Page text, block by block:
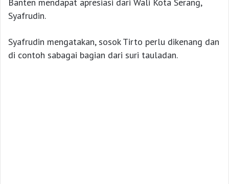
Syafrudin.
Syafrudin mengatakan, sosok Tirto perlu dikenang dan
di contoh sabagai bagian dari suri tauladan.